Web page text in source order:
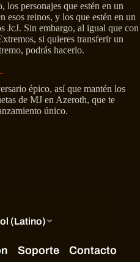
los personajes que estén en un
esos reinos, y los que estén en un
JcJ. Sin embargo, al igual que con
si quieres transferir un
podrás hacerlo.
épico, así que mantén los
de MJ en Azeroth, que te
único.